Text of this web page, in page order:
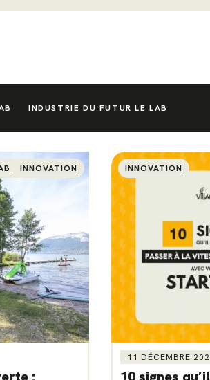
INDUSTRIE DU FUTUR LE LAB
INNOVATION INNOVATION
11 DÉCEMBRE